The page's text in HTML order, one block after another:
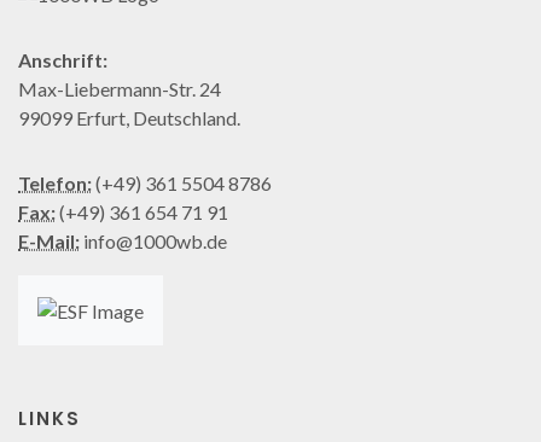
Anschrift:
Max-Liebermann-Str. 24
99099 Erfurt, Deutschland.
Telefon:(+49) 361 5504 8786
Fax:(+49) 361 654 71 91
E-Mail: info@1000wb.de
LINKS